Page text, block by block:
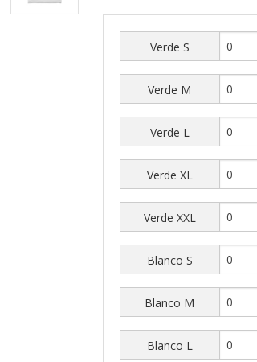
Verde S
Verde M
Verde L
Verde XL
Verde XXL
Blanco S
Blanco M
Blanco L